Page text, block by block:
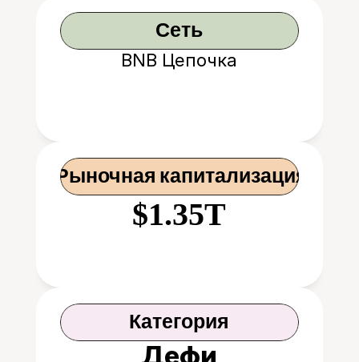
Сеть
BNB Цепочка
Рыночная капитализация
$1.35T
Категория